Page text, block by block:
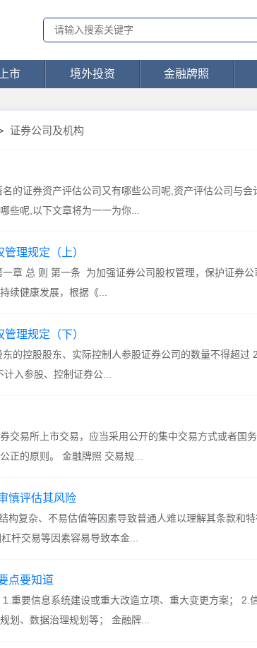
市 境外投资 金融牌照
证券公司及机构
的证券资产评估公司又有哪些公司呢,资产评估公司与
些呢,以下文章将为一一为你...
理规定（上）
章 总 则 第一条 为加强证券公司股权管理，保护证券公
续健康发展，根据《...
理规定（下）
的控股股东、实际控制人参股证券公司的数量不得超过
入参股、控制证券公...
交易所上市交易，应当采用公开的集中交易方式或者国
正的原则。 金融牌照 交易规...
慎评估其风险
构复杂、不易估值等因素导致普通人难以理解其条款和
杆交易等因素容易导致本金...
点要知道
重要信息系统建设或重大改造立项、重大变更方案； 2.
划、数据治理规划等； 金融牌...